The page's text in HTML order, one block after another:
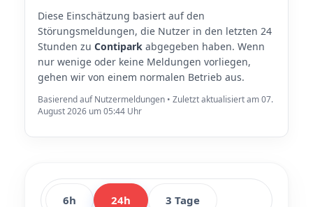
Diese Einschätzung basiert auf den
Störungsmeldungen, die Nutzer in den letzten 24
Stunden zu Contipark abgegeben haben. Wenn
nur wenige oder keine Meldungen vorliegen,
gehen wir von einem normalen Betrieb aus.
Basierend auf Nutzermeldungen • Zuletzt aktualisiert am 07.
August 2026 um 05:44 Uhr
6h 24h 3 Tage